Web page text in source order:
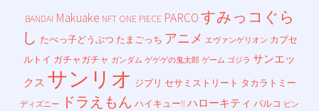
BANDAI Makuake NFT ONE PIECE PARCOすみっコぐら
し たべっ子どうぶつ たまごっち アニメ エヴァンゲリオン カプセ
ルトイ ガチャガチャ ガンダム ゲゲゲの鬼太郎 ゲーム ゴジラ サンエッ
クス サンリオ ジブリ セサミストリート タカラトミー
ディズニー ドラえもん ハイキュー!!ハローキティ パルコ ピン